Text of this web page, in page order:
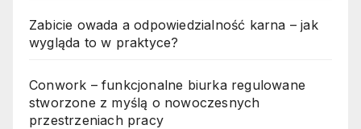
Zabicie owada a odpowiedzialność karna – jak
wygląda to w praktyce?
Conwork – funkcjonalne biurka regulowane
stworzone z myślą o nowoczesnych
przestrzeniach pracy